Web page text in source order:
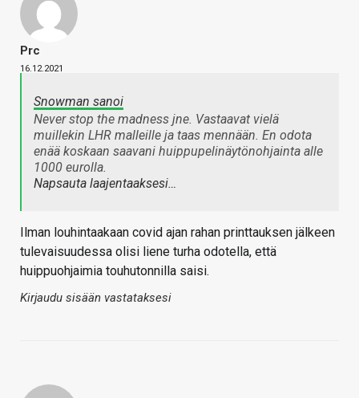
Prc
16.12.2021
Snowman sanoi
Never stop the madness jne. Vastaavat vielä
muillekin LHR malleille ja taas mennään. En odota
enää koskaan saavani huippupelinäytönohjainta alle
1000 eurolla.
Napsauta laajentaaksesi…
Ilman louhintaakaan covid ajan rahan printtauksen jälkeen
tulevaisuudessa olisi liene turha odotella, että
huippuohjaimia touhutonnilla saisi.
Kirjaudu sisään vastataksesi